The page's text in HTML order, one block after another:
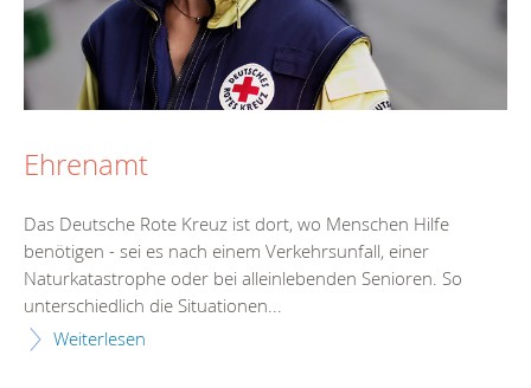
Ehrenamt
Das Deutsche Rote Kreuz ist dort, wo Menschen Hilfe
benötigen - sei es nach einem Verkehrsunfall, einer
Naturkatastrophe oder bei alleinlebenden Senioren. So
unterschiedlich die Situationen...
Weiterlesen